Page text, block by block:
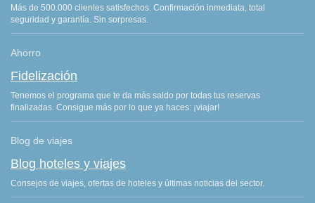
Más de 500.000 clientes satisfechos. Confirmación inmediata, total
seguridad y garantía. Sin sorpresas.
Ahorro
Fidelización
Tenemos el programa que te da más saldo por todas tus reservas
finalizadas. Consigue más por lo que ya haces: ¡viajar!
Blog de viajes
Blog hoteles y viajes
Consejos de viajes, ofertas de hoteles y últimas noticias del sector.